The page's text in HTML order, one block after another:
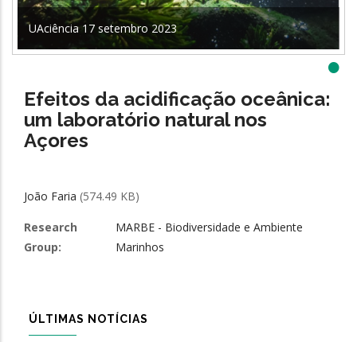
UAciência 17 setembro 2023
•
Efeitos da acidificação oceânica:
um laboratório natural nos
Açores
João Faria (574.49 KB)
Research
Group
MARBE - Biodiversidade e Ambiente
Marinhos
ÚLTIMAS NOTÍCIAS